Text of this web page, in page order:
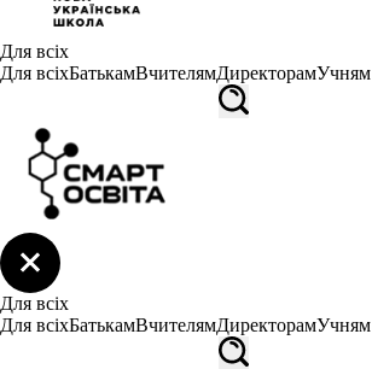
Для всіх
Для всіхБатькамВчителямДиректорамУчням
Для всіх
Для всіхБатькамВчителямДиректорамУчням